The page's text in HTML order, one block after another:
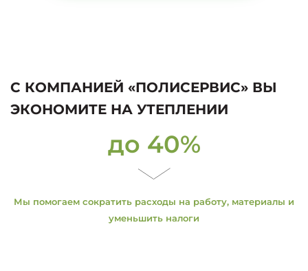
С КОМПАНИЕЙ «ПОЛИСЕРВИС» ВЫ
ЭКОНОМИТЕ НА УТЕПЛЕНИИ
до 40%
Мы помогаем сократить расходы на работу, материалы и
уменьшить налоги